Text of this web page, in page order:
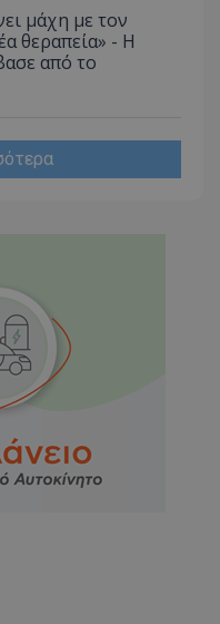
μάχη με τον
θεραπεία» - Η
από το